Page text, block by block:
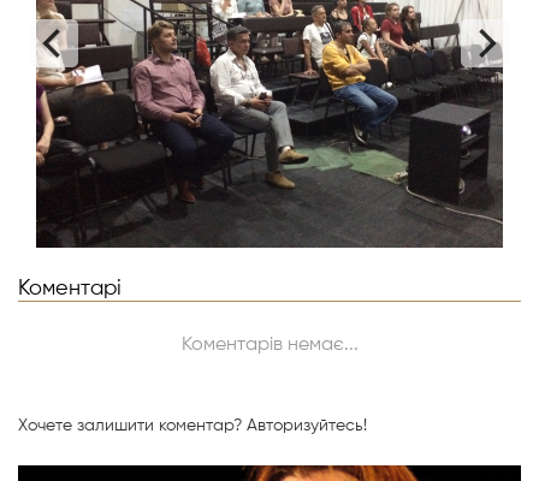
Коментарі
Коментарів немає...
Хочете залишити коментар? Авторизуйтесь!